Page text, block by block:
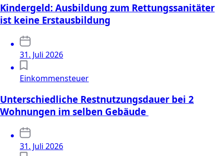
Kindergeld: Ausbildung zum Rettungssanitäter
ist keine Erstausbildung
31. Juli 2026
Einkommensteuer
Unterschiedliche Restnutzungsdauer bei 2
Wohnungen im selben Gebäude
31. Juli 2026